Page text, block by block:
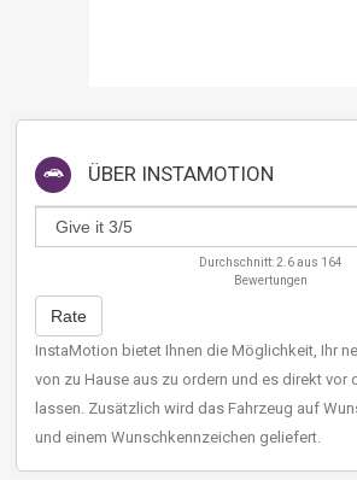
ÜBER INSTAMOTION
Durchschnitt:2.6 aus 164
Bewertungen
Rate
InstaMotion bietet Ihnen die Möglichkeit, Ihr
von zu Hause aus zu ordern und es direkt vor
lassen. Zusätzlich wird das Fahrzeug auf
und einem Wunschkennzeichen geliefert.